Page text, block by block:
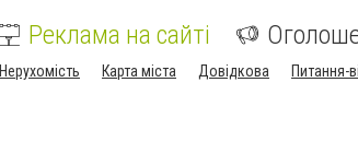
Реклама на сайті
Нерухомість Карта міста Довідкова Питання-